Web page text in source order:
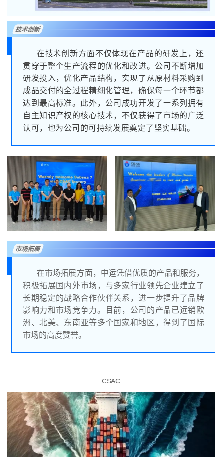
技术创新
在技术创新方面不仅体现在产品的研发上，还
贯穿于整个生产流程的优化和改进。公司不断增加
研发投入，优化产品结构，实现了从原材料采购到
成品交付的全过程精细化管理，确保每一个环节都
达到最高标准。此外，公司成功开发了一系列拥有
自主知识产权的核心技术，不仅获得了市场的广泛
认可，也为公司的可持续发展奠定了坚实基础。
市场拓展
在市场拓展方面，中运凭借优质的产品和服务，
积极拓展国内外市场，与多家行业领先企业建立了
长期稳定的战略合作伙伴关系，进一步提升了品牌
影响力和市场竞争力。目前，公司的产品已远销欧
洲、北美、东南亚等多个国家和地区，得到了国际
市场的高度赞誉。
CSAC